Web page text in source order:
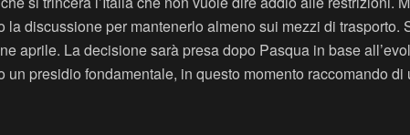
la discussione per mantenerlo almeno sui mezzi di
aprile. La decisione sarà presa dopo Pasqua in base
un presidio fondamentale, in questo momento raccomando